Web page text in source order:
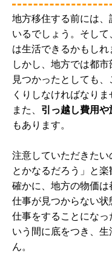
地方移住する前には
いるでしょう。そし
は生活できるかもしれ
しかし、地方では都
見つかったとしても
くりしなければなりま
また、 引っ越し費用
もあります。
注意していただきた
とかなるだろう」と楽
確かに、地方の物価
仕事が見つからない
仕事をすることにな
いう間に底をつき、
ん。